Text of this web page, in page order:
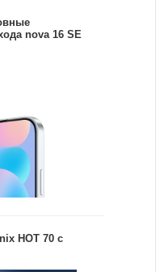
nova 16 SE
HOT 70 с